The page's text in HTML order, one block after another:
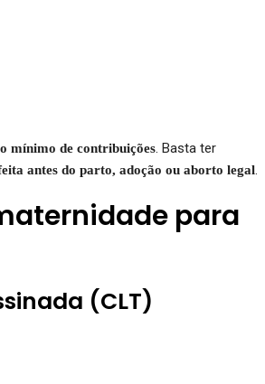
mínimo de contribuições . Basta ter
antes do parto, adoção ou aborto legal
para
(CLT)